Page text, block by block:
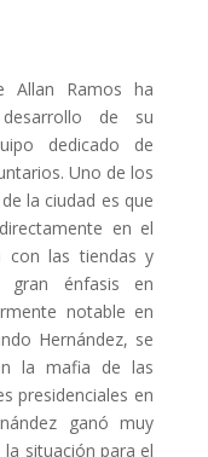
Allan Ramos ha
de su
dedicado de
Uno de los
la ciudad es que
en el
con las tiendas y
énfasis en
notable en
Hernández, se
la mafia de las
presidenciales en
ganó muy
situación para el